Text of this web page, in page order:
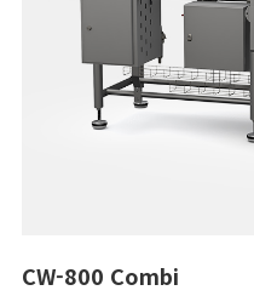
CW-800 Combi